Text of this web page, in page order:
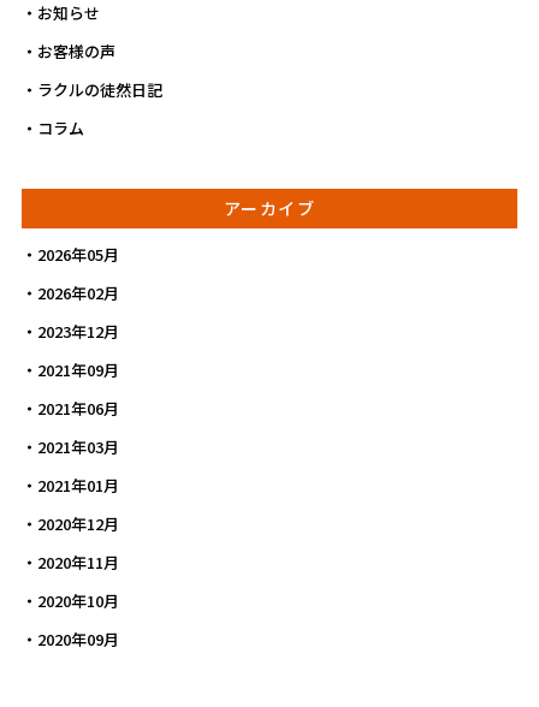
お知らせ
お客様の声
ラクルの徒然日記
コラム
アーカイブ
2026年05月
2026年02月
2023年12月
2021年09月
2021年06月
2021年03月
2021年01月
2020年12月
2020年11月
2020年10月
2020年09月